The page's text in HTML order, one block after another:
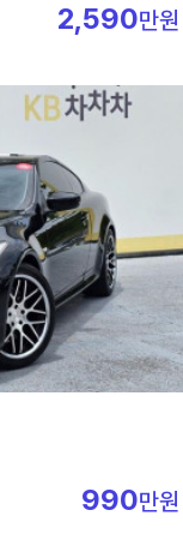
2,590만원
990만원